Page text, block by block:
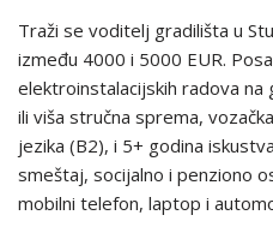
Traži se voditelj gradilišta u
između 4000 i 5000 EUR.
elektroinstalacijskih radova
ili viša stručna sprema,
jezika (B2), i 5+ godina
smeštaj, socijalno i penziono
mobilni telefon, laptop i